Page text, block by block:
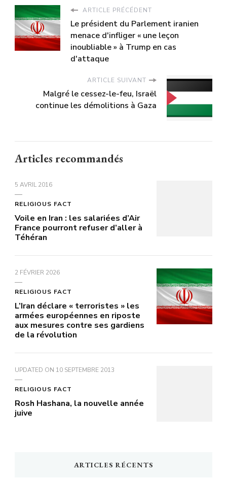
ARTICLE PRÉCÉDENT
Le président du Parlement iranien
menace d'infliger « une leçon
inoubliable » à Trump en cas
d'attaque
ARTICLE SUIVANT
Malgré le cessez-le-feu, Israël
continue les démolitions à Gaza
Articles recommandés
5 AVRIL 2016
RELIGIOUS FACT
Voile en Iran : les salariées d’Air
France pourront refuser d’aller à
Téhéran
2 FÉVRIER 2026
RELIGIOUS FACT
L’Iran déclare « terroristes » les
armées européennes en riposte
aux mesures contre ses gardiens
de la révolution
UPDATED ON 10 SEPTEMBRE 2013
RELIGIOUS FACT
Rosh Hashana, la nouvelle année
juive
ARTICLES RÉCENTS